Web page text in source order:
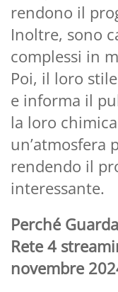
rendono il
Inoltre, sono
complessi in
Poi, il loro
e informa il
la loro
un’atmosfera
rendendo il
interessante.
Perché
Rete 4
novembre